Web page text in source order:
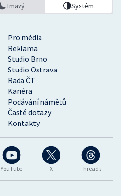
YouTube X Threads
Pro média
Reklama
Studio Brno
Studio Ostrava
Rada ČT
Kariéra
Podávání námětů
Časté dotazy
Kontakty
Tmavý Systém